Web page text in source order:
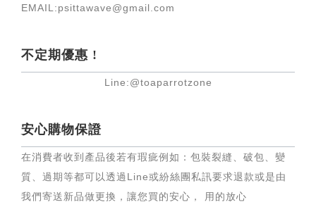
EMAIL:psittawave@gmail.com
不定期優惠 !
Line:@toaparrotzone
安心購物保證
在消費者收到產品後若有瑕疵例如：包裝裂縫、破包、變
質、過期等都可以透過Line或紛絲團私訊要求退款或是由
我們寄送新品做更換，讓您買的安心， 用的放心